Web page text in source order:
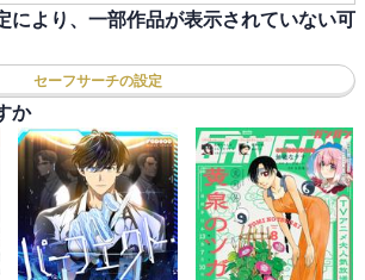
により、一部作品が表示されていない可
セーフサーチの設定
か